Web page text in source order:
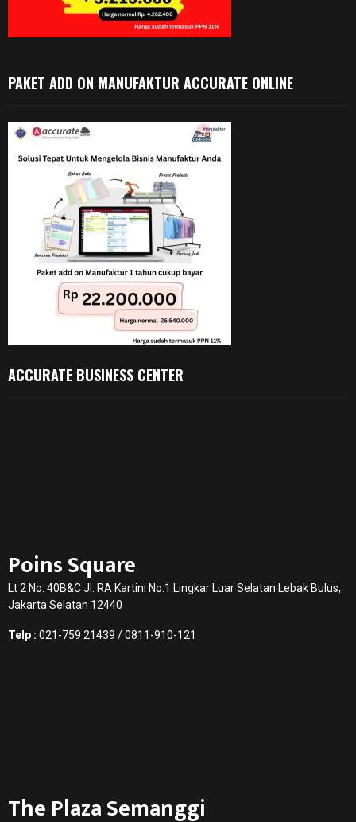
PAKET ADD ON MANUFAKTUR ACCURATE ONLINE
ACCURATE BUSINESS CENTER
Poins Square
Lt 2 No. 40B&C Jl. RA Kartini No.1 Lingkar Luar Selatan Lebak Bulus,
Jakarta Selatan 12440
Telp : 021-759 21439 / 0811-910-121
The Plaza Semanggi